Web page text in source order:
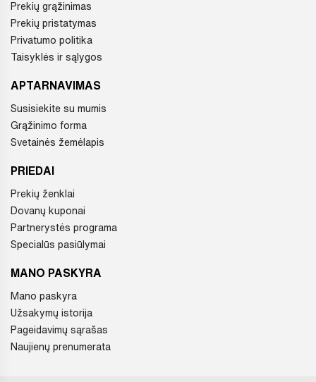
Prekių grąžinimas
Prekių pristatymas
Privatumo politika
Taisyklės ir sąlygos
APTARNAVIMAS
Susisiekite su mumis
Grąžinimo forma
Svetainės žemėlapis
PRIEDAI
Prekių ženklai
Dovanų kuponai
Partnerystės programa
Specialūs pasiūlymai
MANO PASKYRA
Mano paskyra
Užsakymų istorija
Pageidavimų sąrašas
Naujienų prenumerata